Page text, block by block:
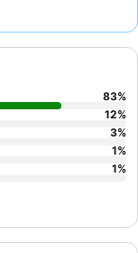
roser
roligt ophold
ligger i Tower-83%
12%
3%
1%
1%